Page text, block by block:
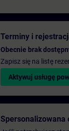
Terminy i
Obecnie brak
Zapisz się na listę
Aktywuj usługę
Spersonalizowana